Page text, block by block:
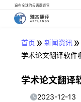
遍布全球的母语翻译官
首页 » 新闻资讯»
学术论文翻译软件
学术论文翻译
2023-12-13